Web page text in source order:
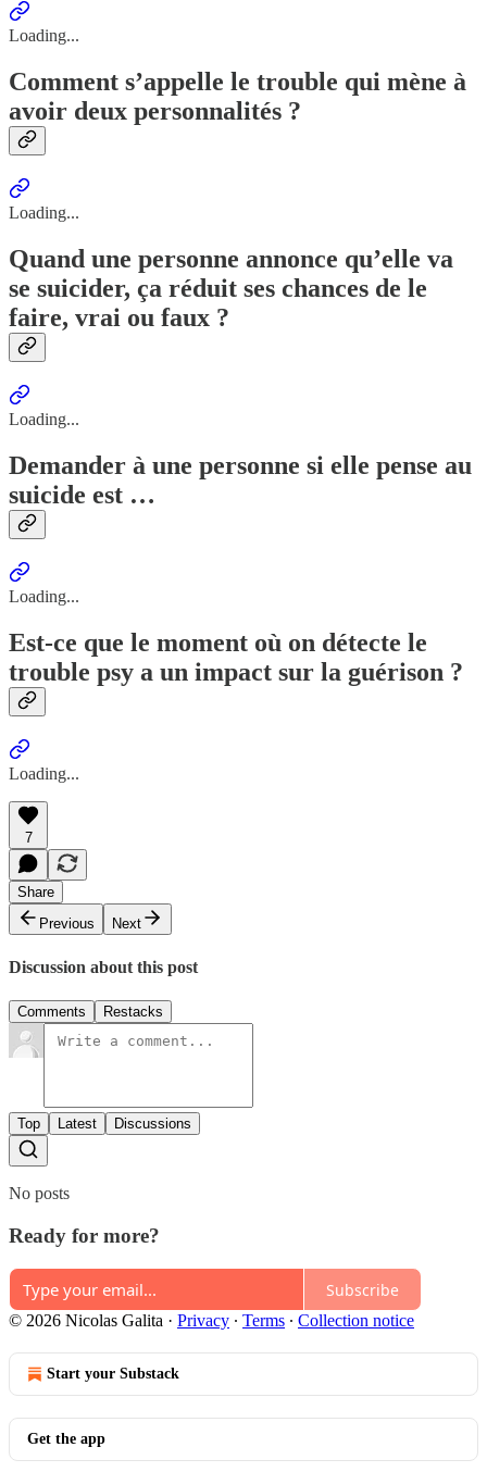
Loading...
Comment s’appelle le trouble qui mène à
avoir deux personnalités ?
Loading...
Quand une personne annonce qu’elle va
se suicider, ça réduit ses chances de le
faire, vrai ou faux ?
Loading...
Demander à une personne si elle pense au
suicide est …
Loading...
Est-ce que le moment où on détecte le
trouble psy a un impact sur la guérison ?
Loading...
7
Share
Previous
Next
Discussion about this post
Comments Restacks
Top Latest Discussions
No posts
Ready for more?
Subscribe
© 2026 Nicolas Galita · Privacy ∙ Terms ∙ Collection notice
Start your Substack
Get the app